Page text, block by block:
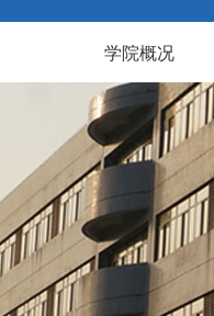
学院概况